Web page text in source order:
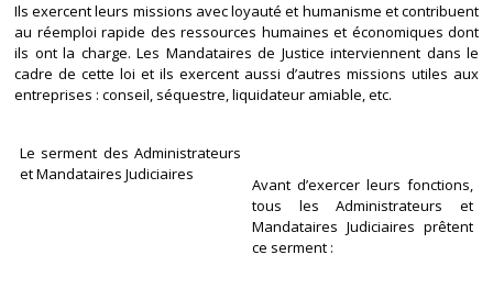
Ils exercent leurs missions avec loyauté et humanisme et contribuent
au réemploi rapide des ressources humaines et économiques dont
ils ont la charge. Les Mandataires de Justice interviennent dans le
cadre de cette loi et ils exercent aussi d’autres missions utiles aux
entreprises : conseil, séquestre, liquidateur amiable, etc.
Le serment des Administrateurs
et Mandataires Judiciaires
Avant d’exercer leurs fonctions,
tous les Administrateurs et
Mandataires Judiciaires prêtent
ce serment :